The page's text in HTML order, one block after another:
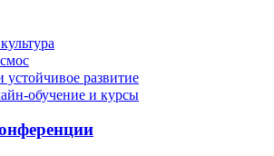
развитие
обучение и курсы